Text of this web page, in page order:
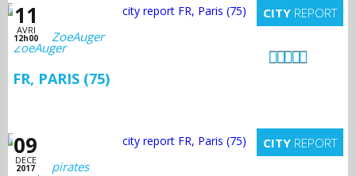
11
AVRI
12h00
CITY REPORT
ZoeAuger
FR, PARIS (75)
09
DECE
2017
CITY REPORT
pirates